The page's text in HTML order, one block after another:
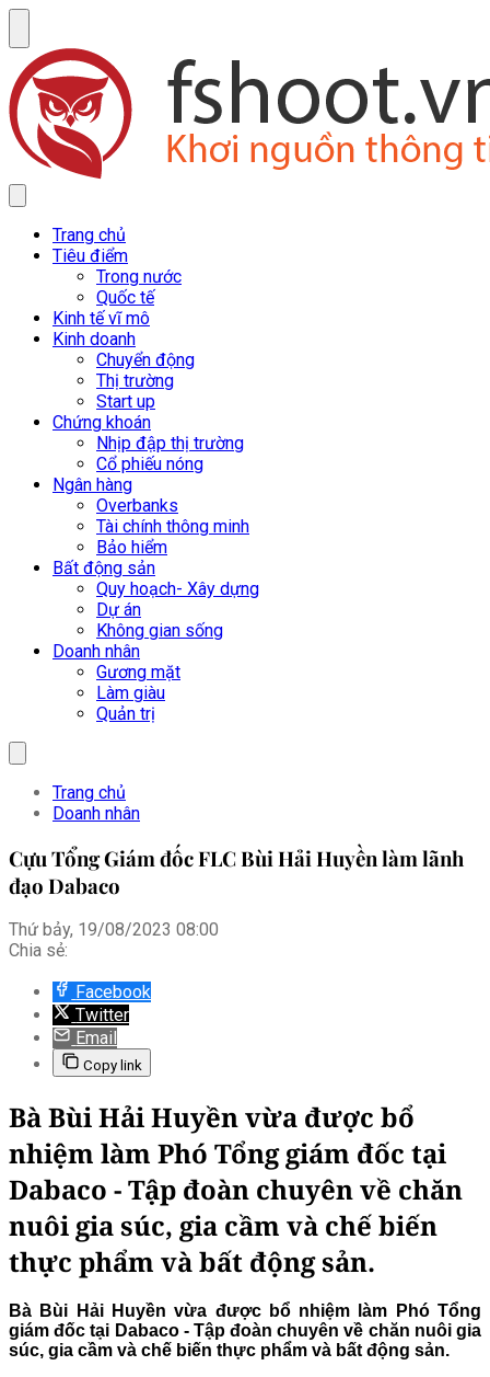
Trang chủ
Tiêu điểm
Trong nước
Quốc tế
Kinh tế vĩ mô
Kinh doanh
Chuyển động
Thị trường
Start up
Chứng khoán
Nhịp đập thị trường
Cổ phiếu nóng
Ngân hàng
Overbanks
Tài chính thông minh
Bảo hiểm
Bất động sản
Quy hoạch- Xây dựng
Dự án
Không gian sống
Doanh nhân
Gương mặt
Làm giàu
Quản trị
Trang chủ
Doanh nhân
Cựu Tổng Giám đốc FLC Bùi Hải Huyền làm lãnh
đạo Dabaco
Thứ bảy, 19/08/2023 08:00
Chia sẻ:
Facebook
Twitter
Email
Copy link
Bà Bùi Hải Huyền vừa được bổ
nhiệm làm Phó Tổng giám đốc tại
Dabaco - Tập đoàn chuyên về chăn
nuôi gia súc, gia cầm và chế biến
thực phẩm và bất động sản.
Bà Bùi Hải Huyền vừa được bổ nhiệm làm Phó Tổng
giám đốc tại Dabaco - Tập đoàn chuyên về chăn nuôi gia
súc, gia cầm và chế biến thực phẩm và bất động sản.